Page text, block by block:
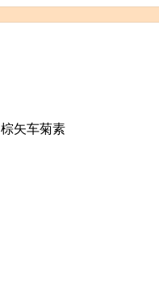
棕矢车菊素